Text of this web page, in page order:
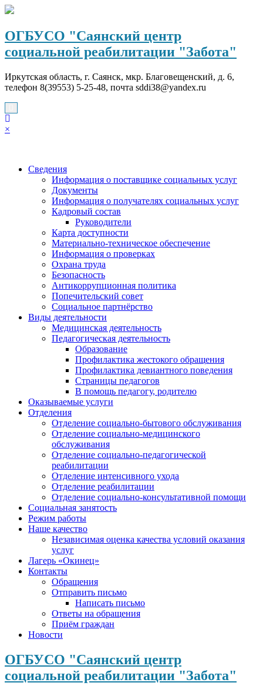
Перейти
содержимому
ОГБУСО "Саянский центр
социальной реабилитации "Забота"
Иркутская область, г. Саянск, мкр. Благовещенский, д. 6,
телефон 8(39553) 5-25-48, почта sddi38@yandex.ru
×
Сведения
Информация о поставщике социальных услуг
Документы
Информация о получателях социальных услуг
Кадровый состав
Руководители
Карта доступности
Материально-техническое обеспечение
Информация о проверках
Охрана труда
Безопасность
Антикоррупционная политика
Попечительский совет
Социальное партнёрство
Виды деятельности
Медицинская деятельность
Педагогическая деятельность
Образование
Профилактика жестокого обращения
Профилактика девиантного поведения
Страницы педагогов
В помощь педагогу, родителю
Оказываемые услуги
Отделения
Отделение социально-бытового обслуживания
Отделение социально-медицинского
обслуживания
Отделение социально-педагогической
реабилитации
Отделение интенсивного ухода
Отделение реабилитации
Отделение социально-консультативной помощи
Социальная занятость
Режим работы
Наше качество
Независимая оценка качества условий оказания
услуг
Лагерь «Окинец»
Контакты
Обращения
Отправить письмо
Написать письмо
Ответы на обращения
Приём граждан
Новости
ОГБУСО "Саянский центр
социальной реабилитации "Забота"